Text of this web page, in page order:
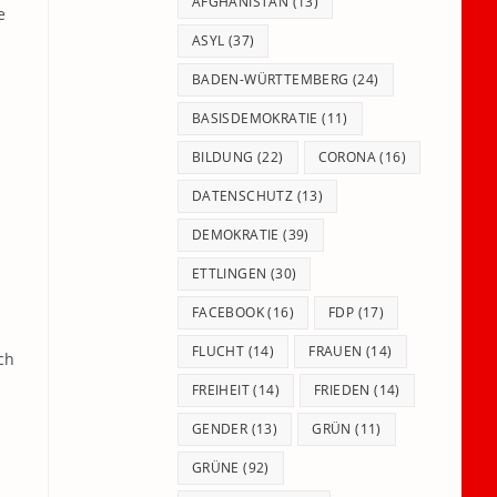
ASYL (37)
BADEN-WÜRTTEMBERG (24)
BASISDEMOKRATIE (11)
BILDUNG (22) CORONA(16)
DATENSCHUTZ (13)
DEMOKRATIE (39)
ETTLINGEN (30)
FACEBOOK(16) FDP (17)
FLUCHT (14) FRAUEN (14)
FREIHEIT(14) FRIEDEN (14)
GENDER (13) GRÜN (11)
GRÜNE (92)